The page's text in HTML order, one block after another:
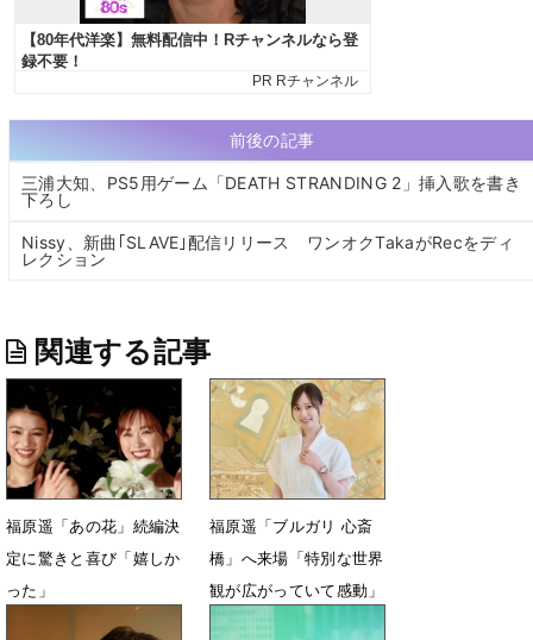
前後の記事
三浦大知、PS5用ゲーム「DEATH STRANDING 2」挿入歌を書き
下ろし
Nissy、新曲｢SLAVE｣配信リリース ワンオクTakaがRecをディ
レクション
関連する記事
福原遥「あの花」続編決
定に驚きと喜び「嬉しか
った」
7月7日 13時10分
福原遥「ブルガリ 心斎
橋」へ来場「特別な世界
観が広がっていて感動」